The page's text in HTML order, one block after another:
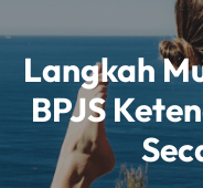
Langkah
BPJS